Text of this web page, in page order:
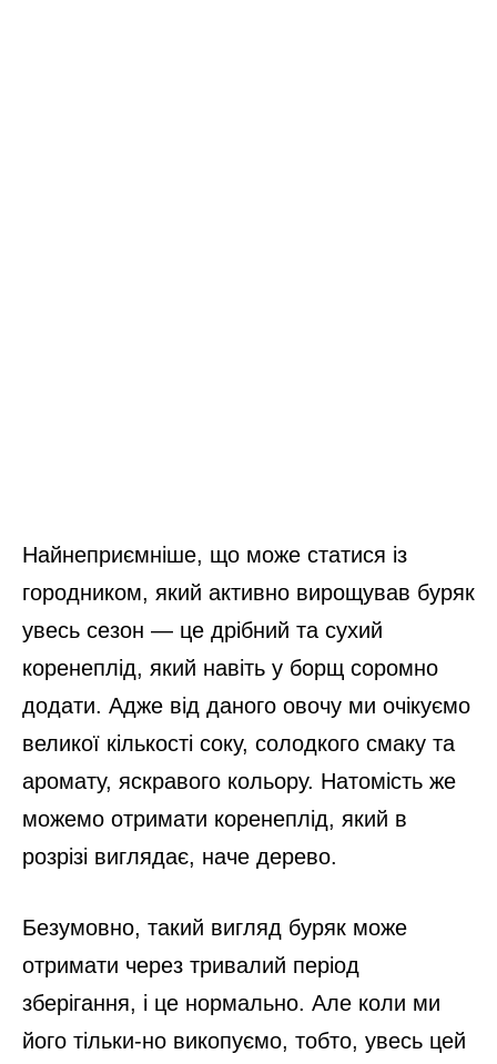
Найнеприємніше, що може статися із
городником, який активно вирощував буряк
увесь сезон — це дрібний та сухий
коренеплід, який навіть у борщ соромно
додати. Адже від даного овочу ми очікуємо
великої кількості соку, солодкого смаку та
аромату, яскравого кольору. Натомість же
можемо отримати коренеплід, який в
розрізі виглядає, наче дерево.
Безумовно, такий вигляд буряк може
отримати через тривалий період
зберігання, і це нормально. Але коли ми
його тільки-но викопуємо, тобто, увесь цей